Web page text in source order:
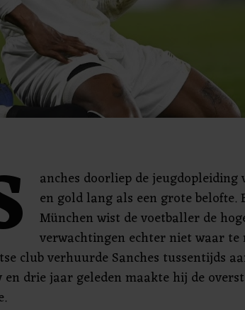
anches doorliep de jeugdopleiding
en gold lang als een grote belofte.
München wist de voetballer de
verwachtingen echter niet waar te
club verhuurde Sanches tussentijds
en drie jaar geleden maakte hij de